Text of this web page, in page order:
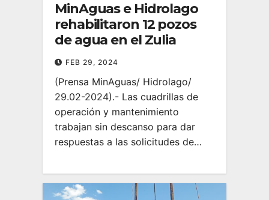
MinAguas e Hidrolago
rehabilitaron 12 pozos
de agua en el Zulia
FEB 29, 2024
(Prensa MinAguas/ Hidrolago/
29.02-2024).- Las cuadrillas de
operación y mantenimiento
trabajan sin descanso para dar
respuestas a las solicitudes de…